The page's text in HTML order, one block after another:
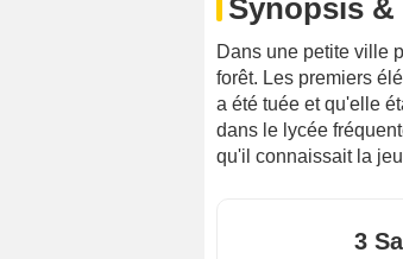
Synopsis &
Dans une petite ville
forêt. Les premiers
a été tuée et qu'elle
dans le lycée
qu'il connaissait la
3